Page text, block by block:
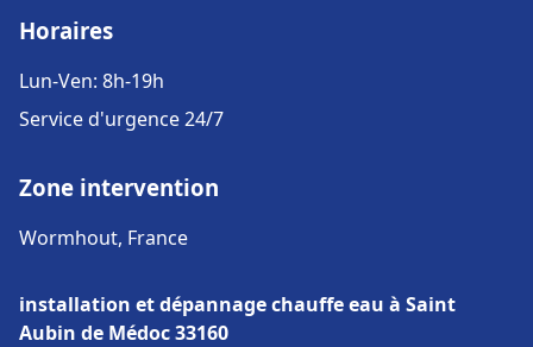
Horaires
Lun-Ven: 8h-19h
Service d'urgence 24/7
Zone intervention
Wormhout, France
installation et dépannage chauffe eau à Saint
Aubin de Médoc 33160